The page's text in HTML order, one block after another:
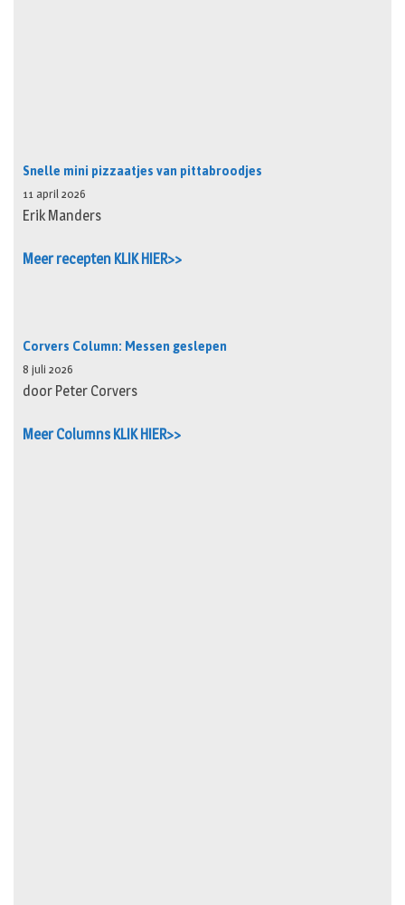
Snelle mini pizzaatjes van pittabroodjes
11 april 2026
Erik Manders
Meer recepten KLIK HIER>>
Corvers Column: Messen geslepen
8 juli 2026
door Peter Corvers
Meer Columns KLIK HIER>>